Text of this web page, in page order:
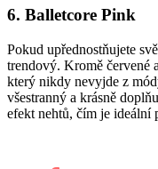
6. Balletcore Pink
Pokud upřednostňujete
trendový. Kromě červené
který nikdy nevyjde z
všestranný a krásně
efekt nehtů, čím je ideální